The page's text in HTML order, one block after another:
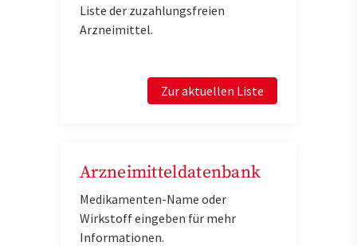
Liste der zuzahlungsfreien
Arzneimittel.
Zur aktuellen Liste
Arzneimitteldatenbank
Medikamenten-Name oder
Wirkstoff eingeben für mehr
Informationen.